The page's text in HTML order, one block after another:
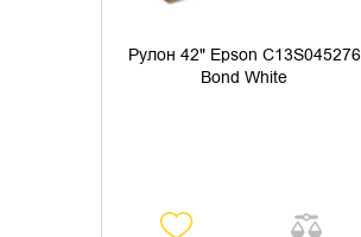
Рулон 42" Epson C13S045276
Bond White